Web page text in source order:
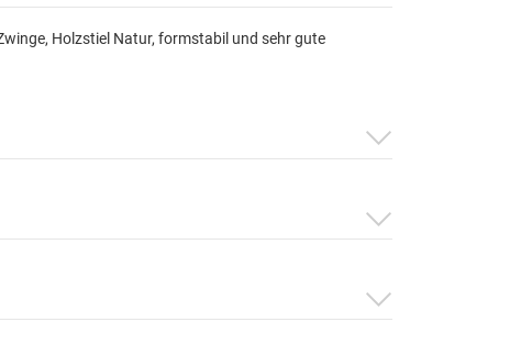
Holzstiel Natur, formstabil und sehr gute